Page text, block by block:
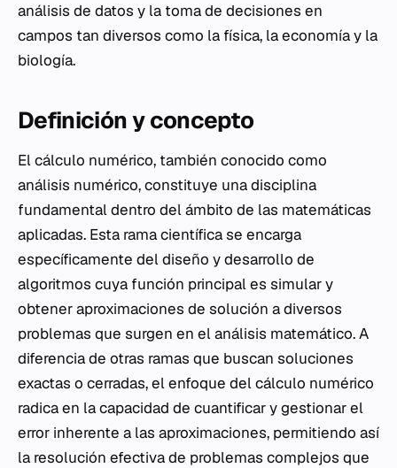
análisis de datos y la toma de decisiones en
campos tan diversos como la física, la economía y la
biología.
Definición y concepto
El cálculo numérico, también conocido como
análisis numérico, constituye una disciplina
fundamental dentro del ámbito de las matemáticas
aplicadas. Esta rama científica se encarga
específicamente del diseño y desarrollo de
algoritmos cuya función principal es simular y
obtener aproximaciones de solución a diversos
problemas que surgen en el análisis matemático. A
diferencia de otras ramas que buscan soluciones
exactas o cerradas, el enfoque del cálculo numérico
radica en la capacidad de cuantificar y gestionar el
error inherente a las aproximaciones, permitiendo así
la resolución efectiva de problemas complejos que